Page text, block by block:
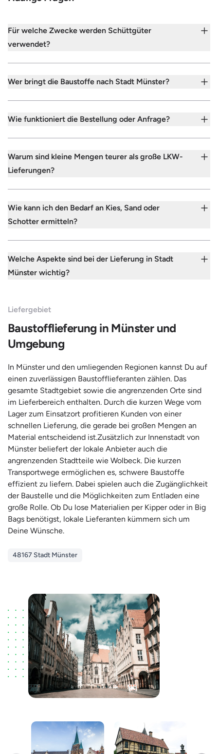
Für welche Zwecke werden Schüttgüter
verwendet?
Wer bringt die Baustoffe nach Stadt Münster?
Wie funktioniert die Bestellung oder Anfrage?
Warum sind kleine Mengen teurer als große LKW-
Lieferungen?
Wie kann ich den Bedarf an Kies, Sand oder
Schotter ermitteln?
Welche Aspekte sind bei der Lieferung in Stadt
Münster wichtig?
Liefergebiet
Baustofflieferung in Münster und
Umgebung
In Münster und den umliegenden Regionen kannst Du auf
einen zuverlässigen Baustofflieferanten zählen. Das
gesamte Stadtgebiet sowie die angrenzenden Orte sind
im Lieferbereich enthalten. Durch die kurzen Wege vom
Lager zum Einsatzort profitieren Kunden von einer
schnellen Lieferung, die gerade bei großen Mengen an
Material entscheidend ist.Zusätzlich zur Innenstadt von
Münster beliefert der lokale Anbieter auch die
angrenzenden Stadtteile wie Wolbeck. Die kurzen
Transportwege ermöglichen es, schwere Baustoffe
effizient zu liefern. Dabei spielen auch die Zugänglichkeit
der Baustelle und die Möglichkeiten zum Entladen eine
große Rolle. Ob Du lose Materialien per Kipper oder in Big
Bags benötigst, lokale Lieferanten kümmern sich um
Deine Wünsche.
48167 Stadt Münster